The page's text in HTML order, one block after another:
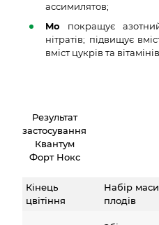
ассимилятов;
Mo покращує
нітратів; підвищує
вміст цукрів та вітамінів.
Результат
застосування
Квантум
Форт Нокс
Кінець
цвітіння
Набір маси
плодів